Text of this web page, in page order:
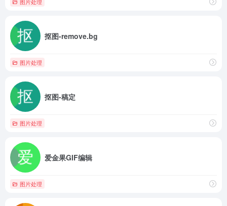
抠图-remove.bg
图片处理
抠图-稿定
图片处理
爱金果GIF编辑
图片处理